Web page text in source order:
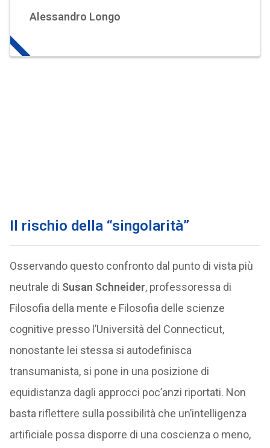
Alessandro Longo
Il rischio della “singolarità”
Osservando questo confronto dal punto di vista più
neutrale di Susan Schneider, professoressa di
Filosofia della mente e Filosofia delle scienze
cognitive presso l’Università del Connecticut,
nonostante lei stessa si autodefinisca
transumanista, si pone in una posizione di
equidistanza dagli approcci poc’anzi riportati. Non
basta riflettere sulla possibilità che un’intelligenza
artificiale possa disporre di una coscienza o meno,